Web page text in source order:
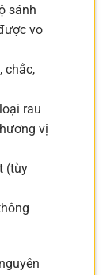
sánh
vo
chắc,
rau
vị
(tùy